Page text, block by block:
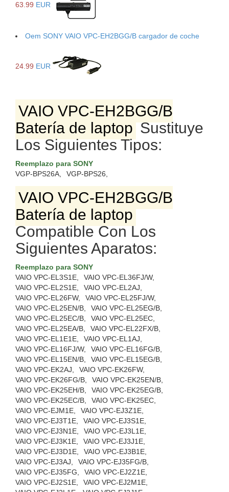
63.99 EUR
Oem SONY VAIO VPC-EH2BGG/B cargador de coche
24.99 EUR
VAIO VPC-EH2BGG/B
Batería de laptop Sustituye
Los Siguientes Tipos:
Reemplazo para SONY
VGP-BPS26A,
VGP-BPS26,
VAIO VPC-EH2BGG/B
Batería de laptop
Compatible Con Los
Siguientes Aparatos:
Reemplazo para SONY
VAIO VPC-EL3S1E,
VAIO VPC-EL36FJ/W,
VAIO VPC-EL2S1E,
VAIO VPC-EL2AJ,
VAIO VPC-EL26FW,
VAIO VPC-EL25FJ/W,
VAIO VPC-EL25EN/B,
VAIO VPC-EL25EG/B,
VAIO VPC-EL25EC/B,
VAIO VPC-EL25EC,
VAIO VPC-EL25EA/B,
VAIO VPC-EL22FX/B,
VAIO VPC-EL1E1E,
VAIO VPC-EL1AJ,
VAIO VPC-EL16FJ/W,
VAIO VPC-EL16FG/B,
VAIO VPC-EL15EN/B,
VAIO VPC-EL15EG/B,
VAIO VPC-EK2AJ,
VAIO VPC-EK26FW,
VAIO VPC-EK26FG/B,
VAIO VPC-EK25EN/B,
VAIO VPC-EK25EH/B,
VAIO VPC-EK25EG/B,
VAIO VPC-EK25EC/B,
VAIO VPC-EK25EC,
VAIO VPC-EJM1E,
VAIO VPC-EJ3Z1E,
VAIO VPC-EJ3T1E,
VAIO VPC-EJ3S1E,
VAIO VPC-EJ3N1E,
VAIO VPC-EJ3L1E,
VAIO VPC-EJ3K1E,
VAIO VPC-EJ3J1E,
VAIO VPC-EJ3D1E,
VAIO VPC-EJ3B1E,
VAIO VPC-EJ3AJ,
VAIO VPC-EJ35FG/B,
VAIO VPC-EJ35FG,
VAIO VPC-EJ2Z1E,
VAIO VPC-EJ2S1E,
VAIO VPC-EJ2M1E,